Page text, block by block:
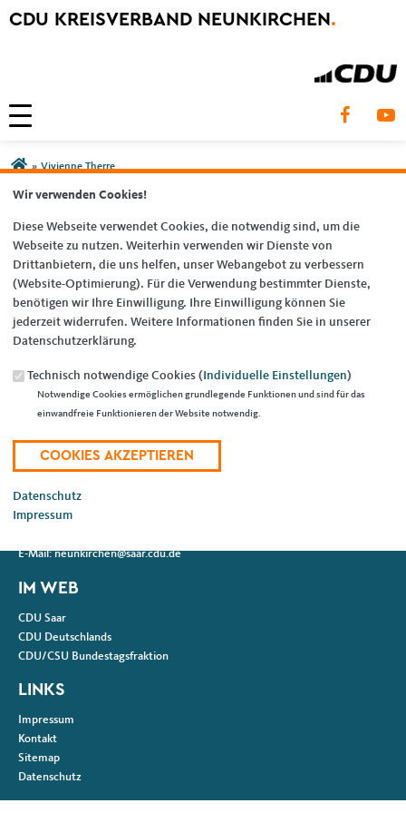
CDU KREISVERBAND NEUNKIRCHEN.
Toggle navigation
Sie sind hier
» Vivienne Therre
VIVIENNE THERRE
EMPFEHLEN SIE UNS!
Suchformular
Suche
Fußbereich
CDU Kreisverband Neunkirchen
Stengelstraße 5
66117 Saarbrücken
E-Mail:neunkirchen@saar.cdu.de
IM WEB
CDU Saar
CDU Deutschlands
CDU/CSU Bundestagsfraktion
LINKS
Impressum
Kontakt
Sitemap
Datenschutz
Wir verwenden Cookies!
Diese Webseite verwendet Cookies, die notwendig sind, um die
Webseite zu nutzen. Weiterhin verwenden wir Dienste von
Drittanbietern, die uns helfen, unser Webangebot zu verbessern
(Website-Optimierung). Für die Verwendung bestimmter Dienste,
benötigen wir Ihre Einwilligung. Ihre Einwilligung können Sie
jederzeit widerrufen. Weitere Informationen finden Sie in unserer
Datenschutzerklärung.
Technisch notwendige Cookies ( Individuelle Einstellungen)
Notwendige Cookies ermöglichen grundlegende Funktionen und sind für das
einwandfreie Funktionieren der Website notwendig.
Datenschutz
Impressum